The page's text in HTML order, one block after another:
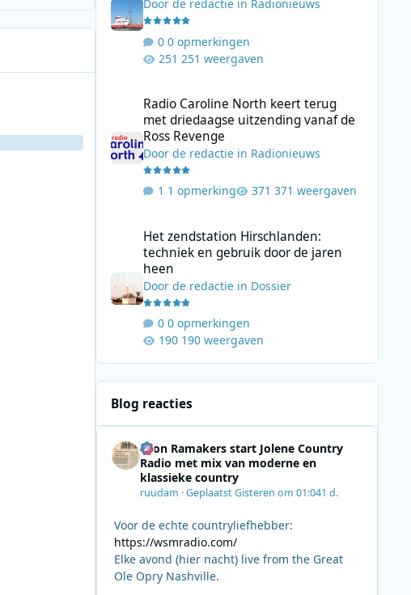
Door de redactiein Radionieuws
0 opmerkingen
251 weergaven
Radio Caroline North keert terug
met driedaagse uitzending vanaf de
Ross Revenge
Door de redactiein Radionieuws
1 opmerking 371 weergaven
Het zendstation Hirschlanden:
techniek en gebruik door de jaren
heen
Door de redactiein Dossier
0 opmerkingen
190 weergaven
Blog reacties
Leon Ramakers start Jolene Country
Radio met mix van moderne en
klassieke country
ruudam ·GeplaatstGisteren om 01:041 d.
Voor de echte countryliefhebber:
https://wsmradio.com/
Elke avond (hier nacht) live from the Great
Ole Opry Nashville.